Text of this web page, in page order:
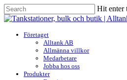
Skip
to
content
Hit enter
Close
search
Menu
Företaget
Alltank AB
Allmänna villkor
Medarbetare
Jobba hos oss
Produkter